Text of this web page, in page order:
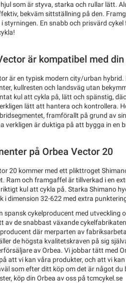
som är styva, starka och rullar lätt.
bekväm sittställning på den.
styrningen. En snabb och prisvärd
är kompatibel med din
är en typisk modern city/urban hybrid.
kullresten och landsväg utan
kul att cykla på, lätt och spänstig,
lätt att hantera och kontrollera.
framförallt på grund av
verkligen är duktiga på att bygga in en
på Orbea Vector 20
20 kommer med ett plikttroget
Ram och framgaffel är tillverkad i en
kul att cykla på. Starka Shimano
i dimension 32-622 med extra
spansk cykelproducent med utveckling
av de snabbast växande
där merparten av
de högsta kvalitetskraven på sig
av Orbea. Vi jobbar tätt med
att vi kan våra produkter, och att vi
som efter ditt köp om det är något du
köp din Orbea av oss på tcmcykel.se